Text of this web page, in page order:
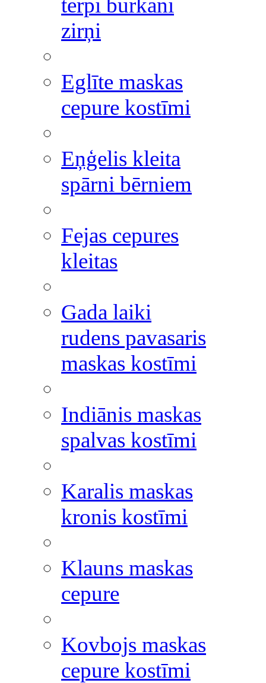
tērpi burkāni
zirņi
Eglīte maskas
cepure kostīmi
Eņģelis kleita
spārni bērniem
Fejas cepures
kleitas
Gada laiki
rudens pavasaris
maskas kostīmi
Indiānis maskas
spalvas kostīmi
Karalis maskas
kronis kostīmi
Klauns maskas
cepure
Kovbojs maskas
cepure kostīmi